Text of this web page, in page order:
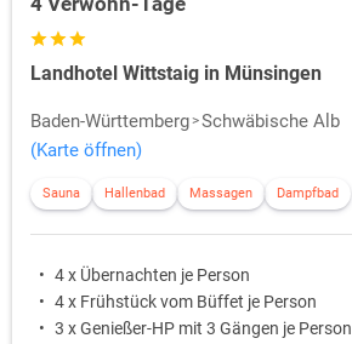
Landhotel Wittstaig in Münsingen
Baden-Württemberg Schwäbische Alb
(Karte öffnen)
Sauna Hallenbad Massagen Dampfbad
4 x Übernachten je Person
4 x Frühstück vom Büffet je Person
3 x Genießer-HP mit 3 Gängen je Person